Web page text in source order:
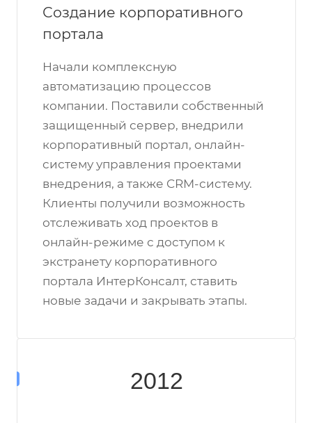
Создание корпоративного
портала
Начали комплексную
автоматизацию процессов
компании. Поставили собственный
защищенный сервер, внедрили
корпоративный портал, онлайн-
систему управления проектами
внедрения, а также CRM-систему.
Клиенты получили возможность
отслеживать ход проектов в
онлайн-режиме с доступом к
экстранету корпоративного
портала ИнтерКонсалт, ставить
новые задачи и закрывать этапы.
2012